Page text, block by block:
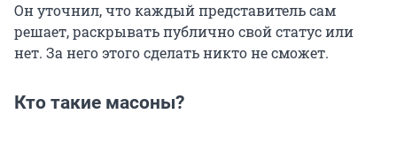
Он уточнил, что каждый представитель сам
решает, раскрывать публично свой статус или
нет. За него этого сделать никто не сможет.
Кто такие масоны?